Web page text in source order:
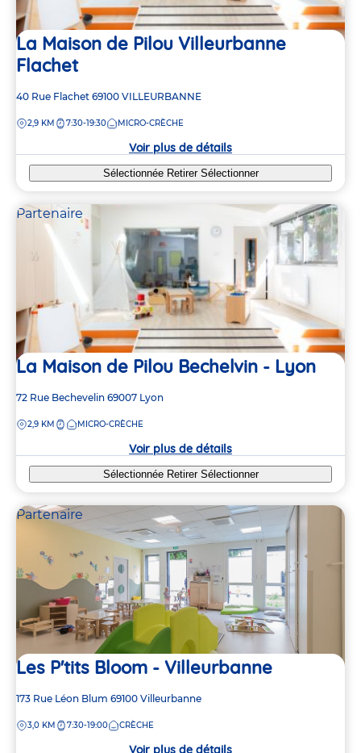
La Maison de Pilou Villeurbanne
Flachet
Adresse
la
40 Rue Flachet 69100 VILLEURBANNE
DISTANCE
2,9 KM 7:30-19:30 MICRO-CRÈCHE
Voir plus de détails
Sélectionnée Retirer Sélectionner
Partenaire
La Maison de Pilou Bechelvin - Lyon
Adresse
la
72 Rue Bechevelin 69007 Lyon
DISTANCE
2,9 KM MICRO-CRÈCHE
Voir plus de détails
Sélectionnée Retirer Sélectionner
Partenaire
Les P'tits Bloom - Villeurbanne
Adresse
la
173 Rue Léon Blum 69100 Villeurbanne
DISTANCE
3,0 KM 7:30-19:00 CRÈCHE
Voir plus de détails